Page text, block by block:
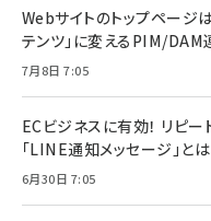
Webサイトのトップページ
テンツ」に変えるPIM/DAM
7月8日 7:05
ECビジネスに有効！ リピ
「LINE通知メッセージ」とは
6月30日 7:05